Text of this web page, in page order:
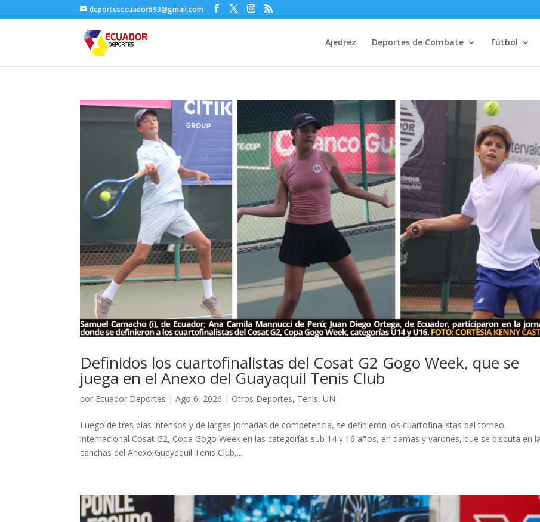
deportesecuador593@gmail.com
Ajedrez Deportes de Combate Fútbol
Definidos los cuartofinalistas del Cosat G2 Gogo Week, que se
juega en el Anexo del Guayaquil Tenis Club
por Ecuador Deportes |Ago 6, 2026 | Otros Deportes, Tenis,UN
Luego de tres días intensos y de largas jornadas de competencia, se definieron los cuartofinalistas del torneo
internacional Cosat G2, Copa Gogo Week en las categorías sub 14 y 16 años, en damas y varones, que se disputa en
canchas del Anexo Guayaquil Tenis Club,...